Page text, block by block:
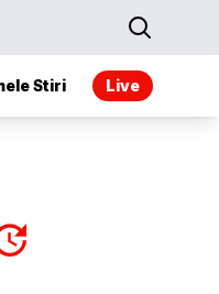
Stiri Live